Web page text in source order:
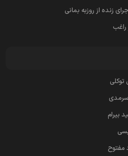
زنده از روزبه بمانی
راغب
توکلی
سرمدی
بیرام
مفتوح